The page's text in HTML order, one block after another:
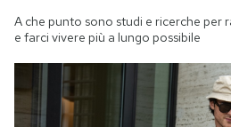
A che punto sono studi e ricerche per
e farci vivere più a lungo possibile